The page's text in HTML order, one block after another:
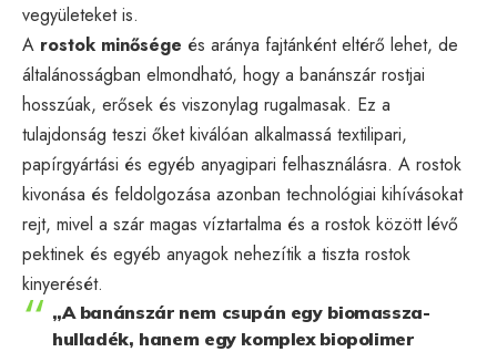
vegyületeket is.
A rostok minősége és aránya fajtánként eltérő lehet, de
általánosságban elmondható, hogy a banánszár rostjai
hosszúak, erősek és viszonylag rugalmasak. Ez a
tulajdonság teszi őket kiválóan alkalmassá textilipari,
papírgyártási és egyéb anyagipari felhasználásra. A rostok
kivonása és feldolgozása azonban technológiai kihívásokat
rejt, mivel a szár magas víztartalma és a rostok között lévő
pektinek és egyéb anyagok nehezítik a tiszta rostok
kinyerését.
„A banánszár nem csupán egy biomassza-
hulladék, hanem egy komplex biopolimer